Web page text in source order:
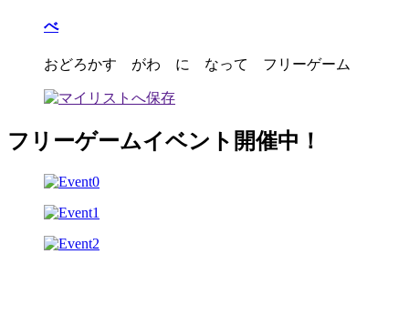
べ
おどろかす がわ に なって フリーゲーム
フリーゲームイベント開催中！